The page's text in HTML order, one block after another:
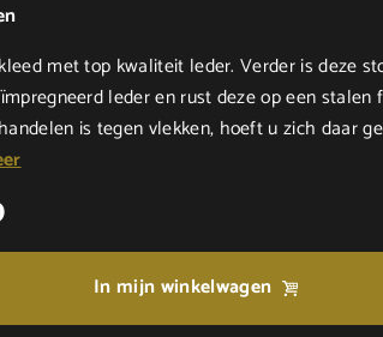
met top kwaliteit leder. Verder is deze
leder en rust deze op een stalen
is tegen vlekken, hoeft u zich daar
In mijn winkelwagen